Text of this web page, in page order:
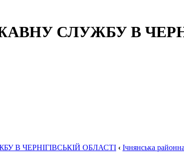
СЛУЖБУ В
В ЧЕРНІГІВСЬКІЙ ОБЛАСТІ ‹ Ічнянська